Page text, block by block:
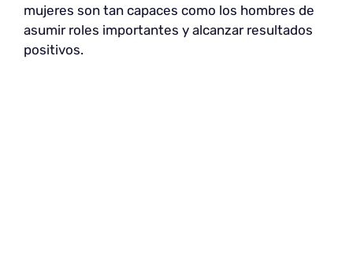
mujeres son tan capaces como los hombres de
asumir roles importantes y alcanzar resultados
positivos.